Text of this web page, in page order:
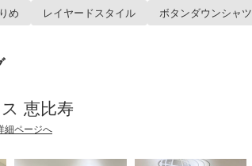
め レイヤードスタイル ボタンダウンシャツ
恵比寿
細ページへ